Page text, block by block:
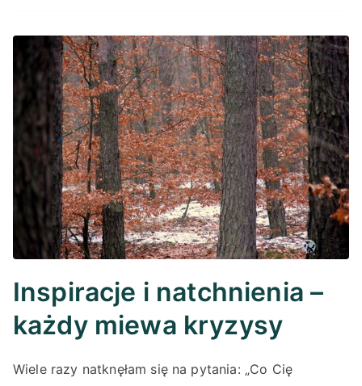
Inspiracje i natchnienia –
każdy miewa kryzysy
Wiele razy natknęłam się na pytania: „Co Cię